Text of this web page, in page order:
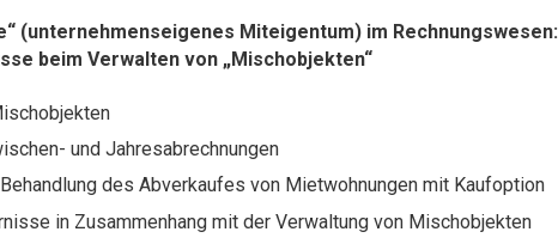
(unternehmenseigenes Miteigentum) im Rechnungswesen:
beim Verwalten von „Mischobjekten“
und Jahresabrechnungen
des Abverkaufes von Mietwohnungen mit Kaufoption
in Zusammenhang mit der Verwaltung von Mischobjekten